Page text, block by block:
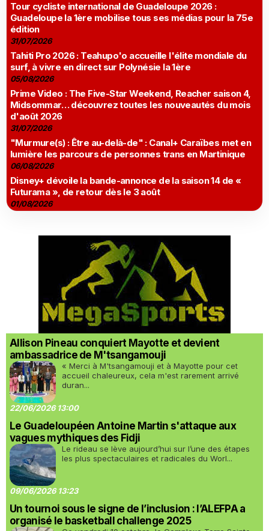
Tour cycliste international de Guadeloupe 2026 :
Guadeloupe la 1ère mobilise tous ses médias pour la 75e
édition
31/07/2026
Tahiti Pro 2026 : Teahupo'o accueille l'élite mondiale du
surf, à vivre en direct sur Polynésie la 1ère
05/08/2026
Prime Video : The Five-Star Weekend, Reacher saison 4,
Midsommar… découvrez toutes les nouveautés du mois
d'août 2026
31/07/2026
"Murmure(s) : Être au-delà-de" : Canal+ Caraïbes met en
lumière les parcours de personnes trans en Martinique
06/08/2026
Disney+ dévoile la bande-annonce de la saison 14 de «
Futurama », de retour dès le 3 août
01/08/2026
Allison Pineau conquiert Mayotte et devient
ambassadrice de M'tsangamouji
« Merci à M'tsangamouji et à Mayotte pour cet
accueil chaleureux, cela m'est rarement arrivé
duran...
22/06/2026 13:00
Le Guadeloupéen Antoine Martin s'attaque aux
vagues mythiques des Fidji
Le rideau se lève aujourd’hui sur l’une des étapes
les plus spectaculaires et radicales du Worl...
09/06/2026 13:23
Un tournoi sous le signe de l’inclusion : l’ALEFPA a
organisé le basketball challenge 2025